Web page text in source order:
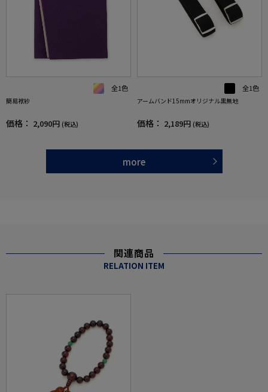
全1色
簡易袱紗
価格： 2,090円 (税込)
全1色
アームバンド15mmオリジナル黒無地
価格： 2,189円 (税込)
more
関連商品
RELATION ITEM